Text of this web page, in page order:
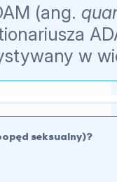
(ang.
w
seksualny)?